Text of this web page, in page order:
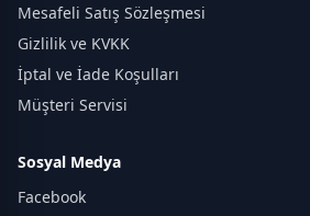
Mesafeli Satış Sözleşmesi
Gizlilik ve KVKK
İptal ve İade Koşulları
Müşteri Servisi
Sosyal Medya
Facebook